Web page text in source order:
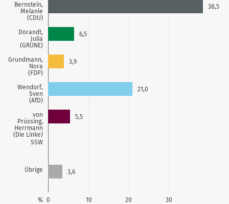
Bernstein,
Melanie
(CDU)
Dorandt,
Julia
(GRÜNE)
Grundmann,
Nora
(FDP)
Wendorf,
Sven
(AfD)
von
Prüssing,
Herrmann
(Die Linke)
SSW
Übrige
0 10 20 30
%
38,5
6,5
3,9
21,0
5,5
3,6